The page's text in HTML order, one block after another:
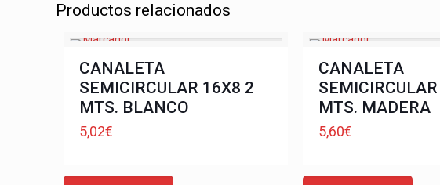
Productos relacionados
CANALETA
SEMICIRCULAR 16X8 2
MTS. BLANCO
5,02€
CANALETA
MTS. MADERA
5,60€